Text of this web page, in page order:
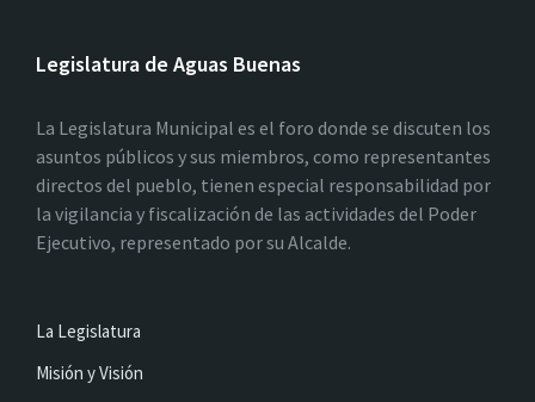
Legislatura de Aguas Buenas
La Legislatura Municipal es el foro donde se discuten los
asuntos públicos y sus miembros, como representantes
directos del pueblo, tienen especial responsabilidad por
la vigilancia y fiscalización de las actividades del Poder
Ejecutivo, representado por su Alcalde.
La Legislatura
Misión y Visión